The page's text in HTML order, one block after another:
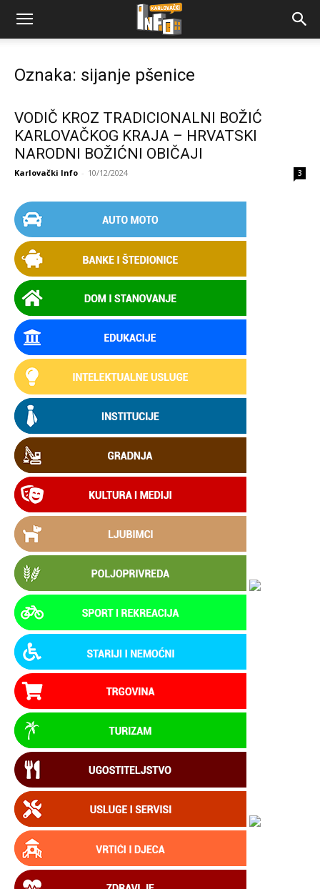
Oznaka: sijanje pšenice
VODIČ KROZ TRADICIONALNI BOŽIĆ
KARLOVAČKOG KRAJA – HRVATSKI
NARODNI BOŽIĆNI OBIČAJI
Karlovački Info - 10/12/2024 3